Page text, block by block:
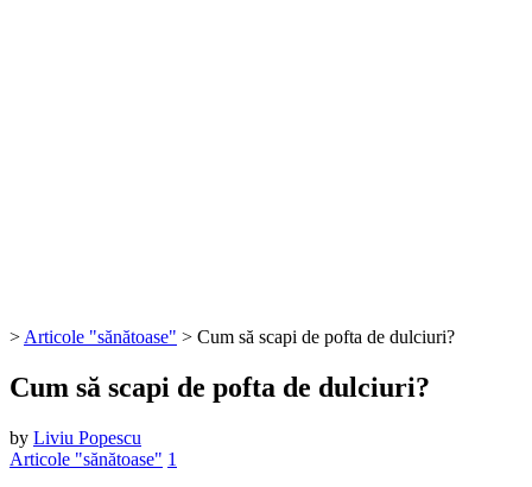
> Articole "sănătoase" > Cum să scapi de pofta de dulciuri?
Cum să scapi de pofta de dulciuri?
by Liviu Popescu
Articole "sănătoase" 1